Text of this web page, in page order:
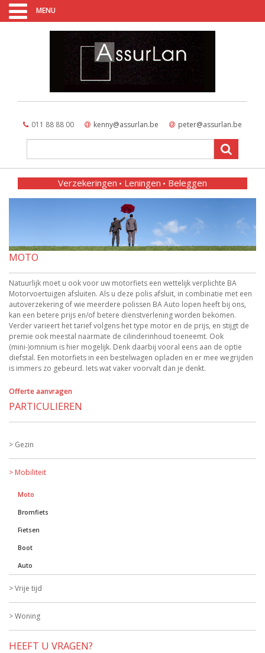
MENU
011 88 88 00 kenny@assurlan.be peter@assurlan.be
Verzekeringen Leningen Beleggen
MOTO
Natuurlijk moet u ook voor uw motorfiets een wettelijk verplichte BA
Motorvoertuigen afsluiten. Als u deze polis afsluit, in combinatie met een
autoverzekering of wie meerdere polissen BA Auto lopen heeft bij ons,
kan een betere prijs en/of betere dienstverlening worden bekomen.
Verder varieert het tarief volgens het type motor en de prijs, en stijgt de
premie ook meestal naarmate de cilinderinhoud toeneemt. Ook
(mini-)omnium is hier mogelijk. Denk daarbij vooral eens aan de optie
diefstal. Een motorfiets in een bestelwagen opladen en er mee wegrijden
is immers zo gebeurd. Iets wat vaker voorvalt dan je denkt.
Offerte aanvragen
PARTICULIEREN
Gezin
Mobiliteit
Moto
Bromfiets
Fietsen
Boot
Auto
Vrije tijd
Woning
HEEFT U VRAGEN?